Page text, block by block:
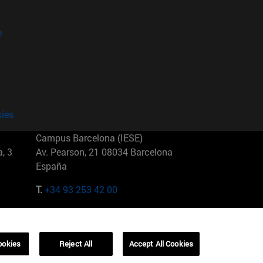
3
Campus Barcelona (IESE)
Av. Pearson, 21 08034 Barcelona
España
T.+34 93 253 42 00
01321001 Bela Vista Brasil
Reject All Accept All Cookies